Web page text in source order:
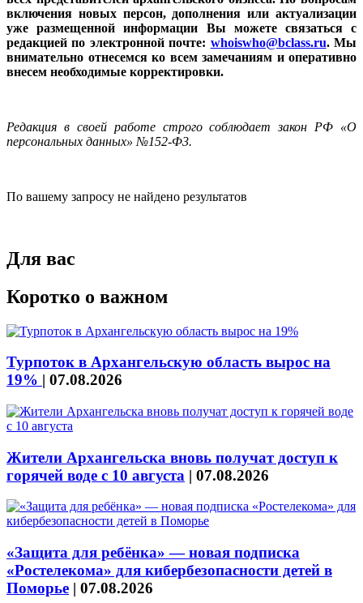
включения новых персон, дополнения или актуализации
уже размещенной информации Вы можете связаться с
редакцией по электронной почте: whoiswho@bclass.ru. Мы
внимательно отнесемся ко всем замечаниям и оперативно
внесем необходимые корректировки.
Редакция в своей работе строго соблюдает закон РФ «О
персональных данных» №152-Ф3.
По вашему запросу не найдено результатов
Для вас
Коротко о важном
Турпоток в Архангельскую область вырос на
19% | 07.08.2026
Жители Архангельска вновь получат доступ к
горячей воде с 10 августа | 07.08.2026
«Защита для ребёнка» — новая подписка
«Ростелекома» для кибербезопасности детей в
Поморье | 07.08.2026